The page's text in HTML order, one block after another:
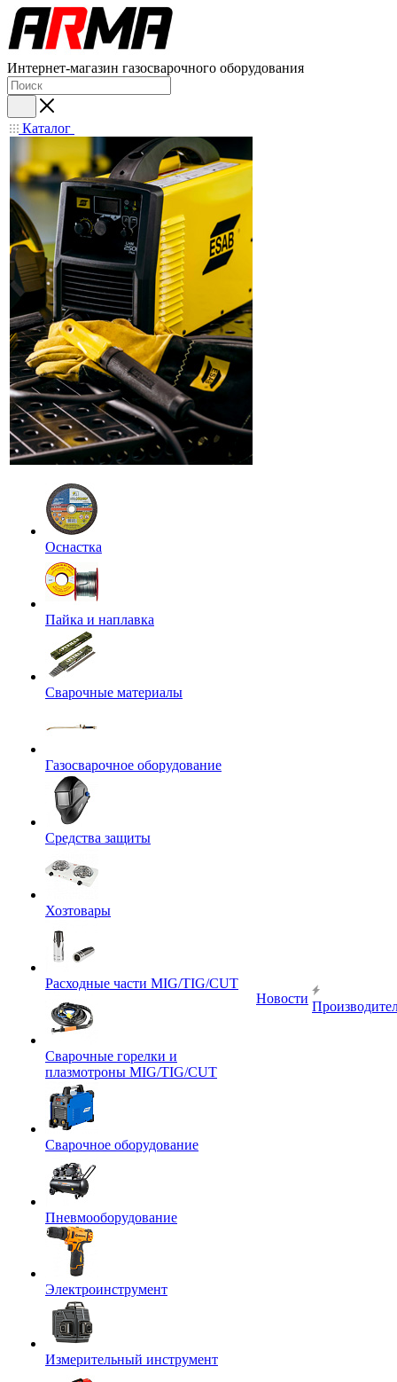
Интернет-магазин газосварочного оборудования
Каталог
Оснастка
Пайка и наплавка
Сварочные материалы
Газосварочное оборудование
Средства защиты
Хозтовары
Расходные части MIG/TIG/CUT
Сварочные горелки и
плазмотроны MIG/TIG/CUT
Сварочное оборудование
Пневмооборудование
Электроинструмент
Измерительный инструмент
Новости